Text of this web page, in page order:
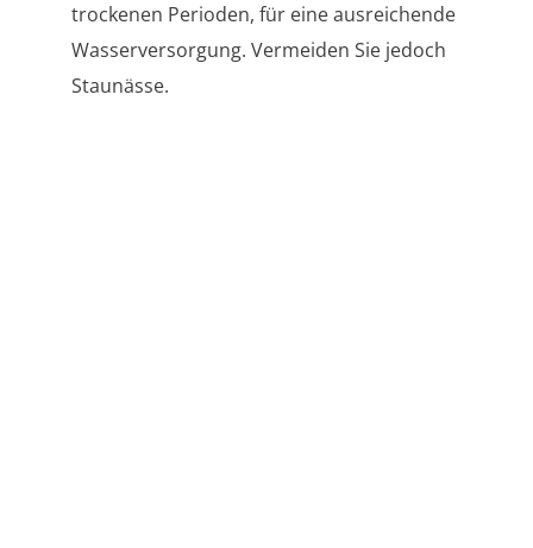
trockenen Perioden, für eine ausreichende
Wasserversorgung. Vermeiden Sie jedoch
Staunässe.